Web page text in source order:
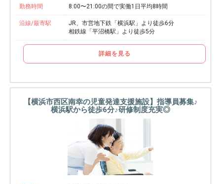
勤務時間 8:00〜21:00の間で実働1日平均8時間
沿線/最寄駅
JR、市営地下鉄「横浜駅」より徒歩6分
相鉄線「平沼橋駅」より徒歩5分
詳細を見る
【横浜市西区南幸の児童発達支援施設】指導員募集♪
横浜駅から徒歩6分♪研修制度充実◎